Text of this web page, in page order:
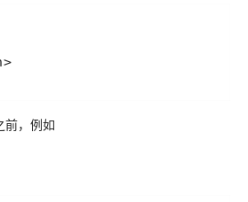
前，例如